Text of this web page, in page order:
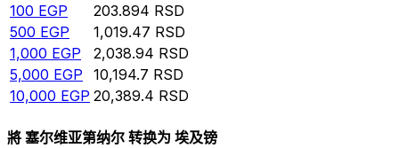
100 EGP 203.894 RSD
500 EGP 1,019.47 RSD
1,000 EGP 2,038.94 RSD
5,000 EGP 10,194.7 RSD
10,000 EGP 20,389.4 RSD
將 塞尔维亚第纳尔 转换为 埃及镑